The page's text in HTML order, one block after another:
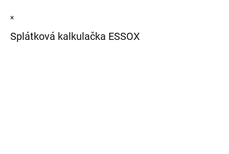
×
Splátková kalkulačka ESSOX